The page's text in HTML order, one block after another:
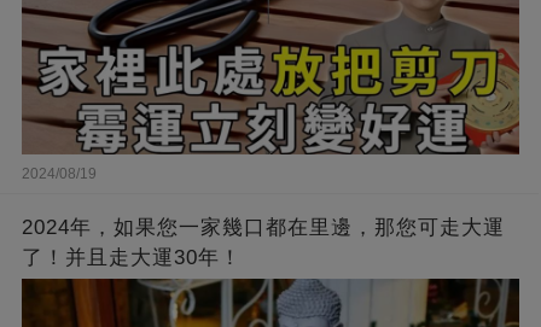
2024/08/19
2024年，如果您一家幾口都在里邊，那您可走大運
了！并且走大運30年！